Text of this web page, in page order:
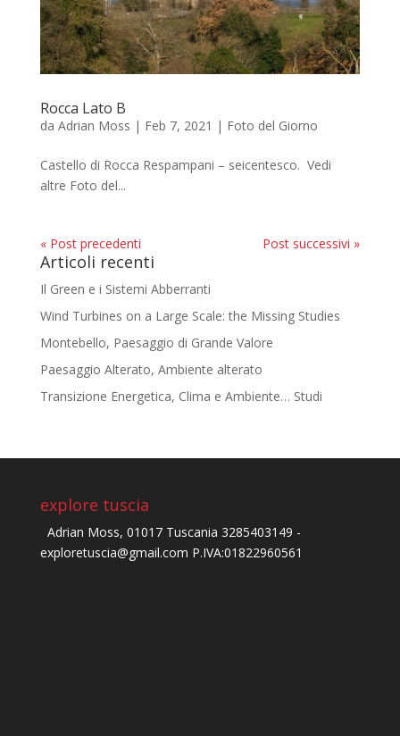
Rocca Lato B
da Adrian Moss | Feb 7, 2021 | Foto del Giorno
Castello di Rocca Respampani – seicentesco. Vedi
altre Foto del...
« Post precedenti Post successivi »
Articoli recenti
Il Green e i Sistemi Abberranti
Wind Turbines on a Large Scale: the Missing Studies
Montebello, Paesaggio di Grande Valore
Paesaggio Alterato, Ambiente alterato
Transizione Energetica, Clima e Ambiente… Studi
explore tuscia
Adrian Moss, 01017 Tuscania 3285403149 -
exploretuscia@gmail.com P.IVA:01822960561